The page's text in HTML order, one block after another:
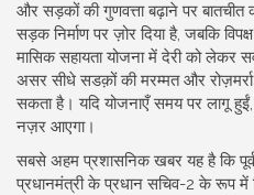
और सड़कों की गुणवत्ता बढ़ाने पर
सड़क निर्माण पर ज़ोर दिया है, जबकि
मासिक सहायता योजना में देरी को लेकर
असर सीधे सडक़ों की मरम्मत और
सकता है। यदि योजनाएँ समय पर लागू
नज़र आएगा।
सबसे अहम प्रशासनिक खबर यह है कि
प्रधानमंत्री के प्रधान सचिव-2 के रूप में